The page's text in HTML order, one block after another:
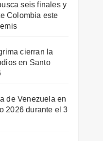
seis finales y
Colombia este
cierran la
en Santo
de Venezuela en
2026 durante el 3